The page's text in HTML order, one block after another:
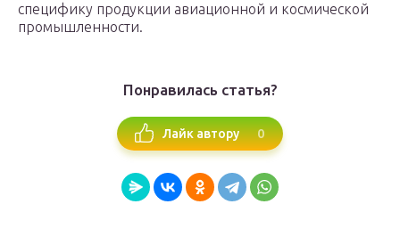
специфику продукции авиационной и космической
промышленности.
Понравилась статья?
Лайк автору 0